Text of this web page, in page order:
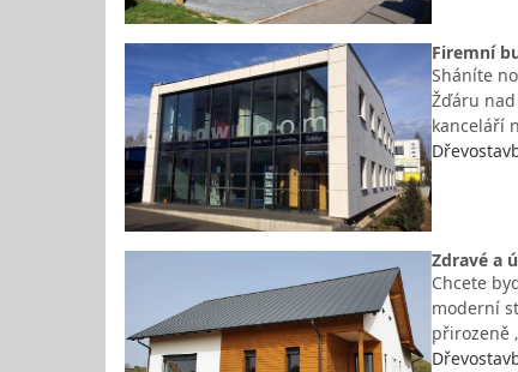
Firemní
Sháníte
Žďáru
kanceláří
Zdravé a
Chcete
moderní
přirozeně